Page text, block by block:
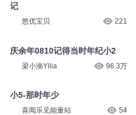
记
悠优宝贝 221
庆余年0810记得当时年纪小2
梁小渔Yilia 96.3万
小5-那时年少
喜闻乐见能量站 54